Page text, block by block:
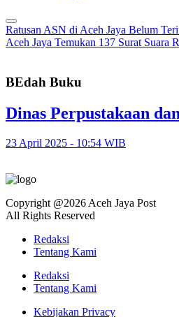
Ratusan ASN di Aceh Jaya Belum
Aceh Jaya Temukan 137 Surat Suara
BEdah Buku
Dinas Perpustakaan
23 April 2025 - 10:54 WIB
Copyright @2026 Aceh Jaya Post
All Rights Reserved
Redaksi
Tentang Kami
Redaksi
Tentang Kami
Kebijakan Privacy